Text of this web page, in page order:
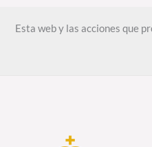
Esta web y las acciones que